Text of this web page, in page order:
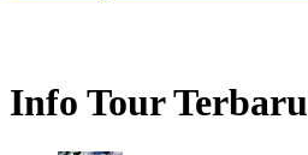
Info Tour Terbaru